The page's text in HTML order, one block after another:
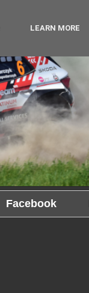
Facebook
LEARN MORE